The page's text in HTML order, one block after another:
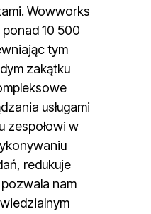
Wowworks
ponad 10 500
tym
zakątku
usługami
zespołowi w
redukuje
nam